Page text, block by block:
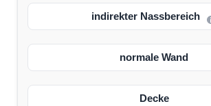
indirekter Nassbereich
normale Wand
Decke